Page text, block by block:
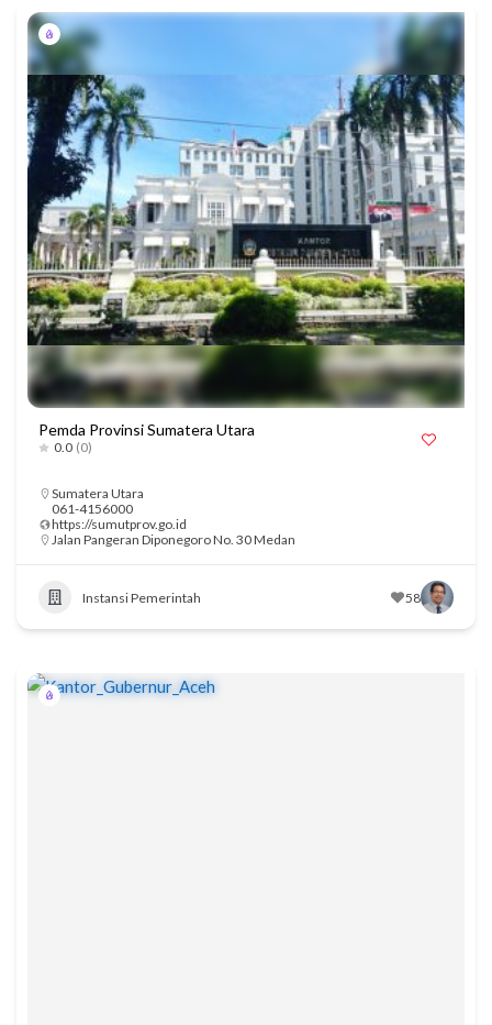
Pemda Provinsi Sumatera Utara
0.0 (0)
Sumatera Utara
061-4156000
https://sumutprov.go.id
Jalan Pangeran Diponegoro No. 30 Medan
Instansi Pemerintah 58